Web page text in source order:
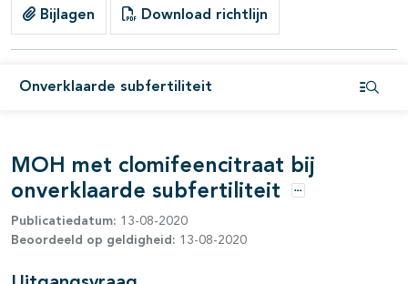
Bijlagen Download richtlijn
Onverklaarde subfertiliteit
MOH met clomifeencitraat bij
onverklaarde subfertiliteit
Opties
Publicatiedatum: 13-08-2020
Beoordeeld op geldigheid: 13-08-2020